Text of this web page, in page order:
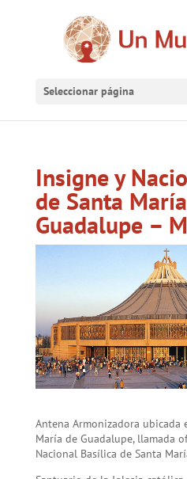
Seleccionar página
Insigne y
de Santa
Guadalupe –
Antena Armonizadora ubicada
María de Guadalupe, llamada
Nacional Basílica de Santa